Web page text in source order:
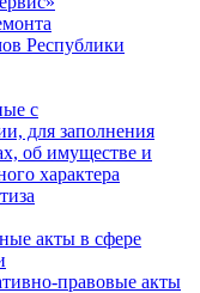
Республики
с
для заполнения
об имуществе и
характера
акты в сфере
правовые акты